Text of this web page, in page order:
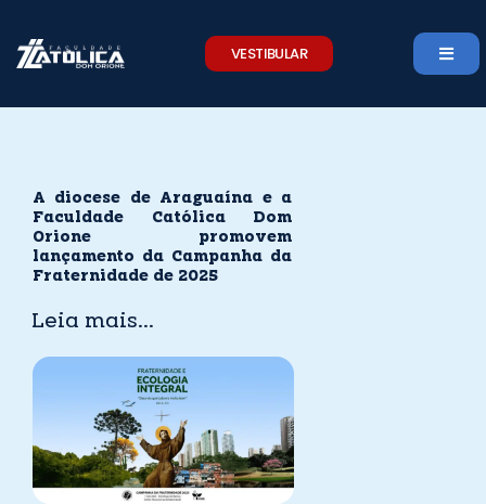
content
VESTIBULAR
A diocese de Araguaína e a
Faculdade Católica Dom
Orione promovem
lançamento da Campanha da
Fraternidade de 2025
Leia mais...